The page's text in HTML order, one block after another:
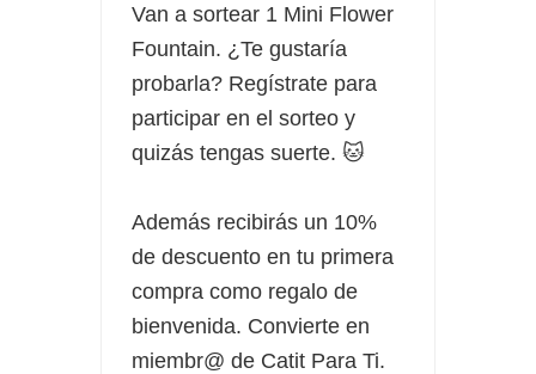
Van a sortear 1 Mini Flower
Fountain. ¿Te gustaría
probarla? Regístrate para
participar en el sorteo y
quizás tengas suerte. 🐱
Además recibirás un 10%
de descuento en tu primera
compra como regalo de
bienvenida. Convierte en
miembr@ de Catit Para Ti.